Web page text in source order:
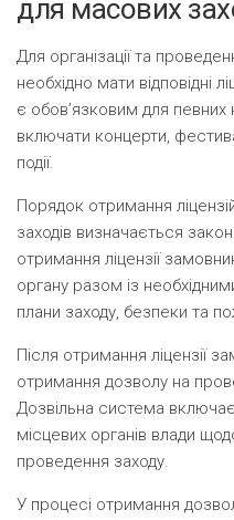
для масових
Для організації та
необхідно мати відповідні
є обов’язковим для певних
включати концерти,
події.
Порядок отримання
заходів визначається
отримання ліцензії
органу разом із
плани заходу, безпеки та
Після отримання ліцензії
отримання дозволу на
Дозвільна система
місцевих органів влади
проведення заходу.
У процесі отримання